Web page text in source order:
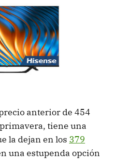
anterior de 454
tiene una
la dejan en los 379
una estupenda opción